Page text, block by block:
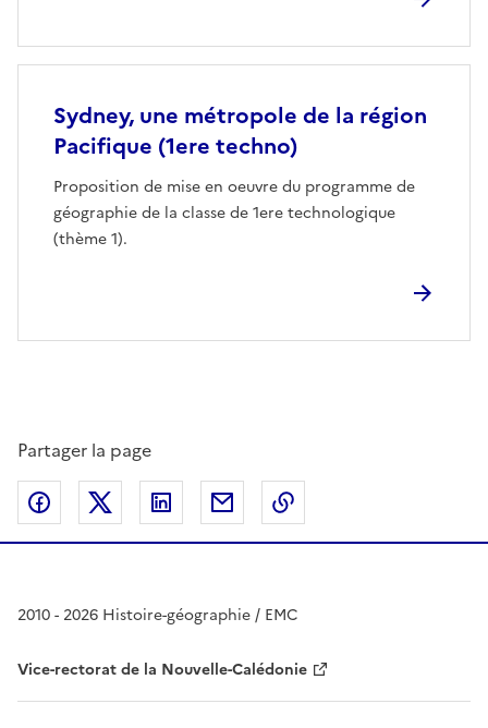
Sydney, une métropole de la région
Pacifique (1ere techno)
Proposition de mise en oeuvre du programme de
géographie de la classe de 1ere technologique
(thème 1).
Partager la page
Partager sur Facebook
Partager sur Twitter
Partager sur LinkedIn
Partager par email
2010 - 2026 Histoire-géographie / EMC
Vice-rectorat de la Nouvelle-Calédonie